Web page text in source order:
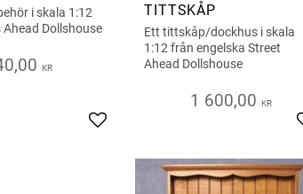
i skala 1:12
Dollshouse
KR
Lägg till i favoriter
TITTSKÅP
Ett tittskåp/dockhus i skala
1:12 från engelska Street
Ahead Dollshouse
1 600,00 KR